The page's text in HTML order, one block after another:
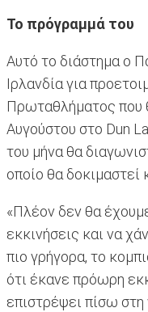
Το πρόγραμμά του
Αυτό το διάστημα ο
Ιρλανδία για
Πρωταθλήματος που
Αυγούστου στο Dun
του μήνα θα
οποίο θα δοκιμαστεί
«Πλέον δεν θα
εκκινήσεις και να
πιο γρήγορα, το
ότι έκανε πρόωρη
επιστρέψει πίσω στη